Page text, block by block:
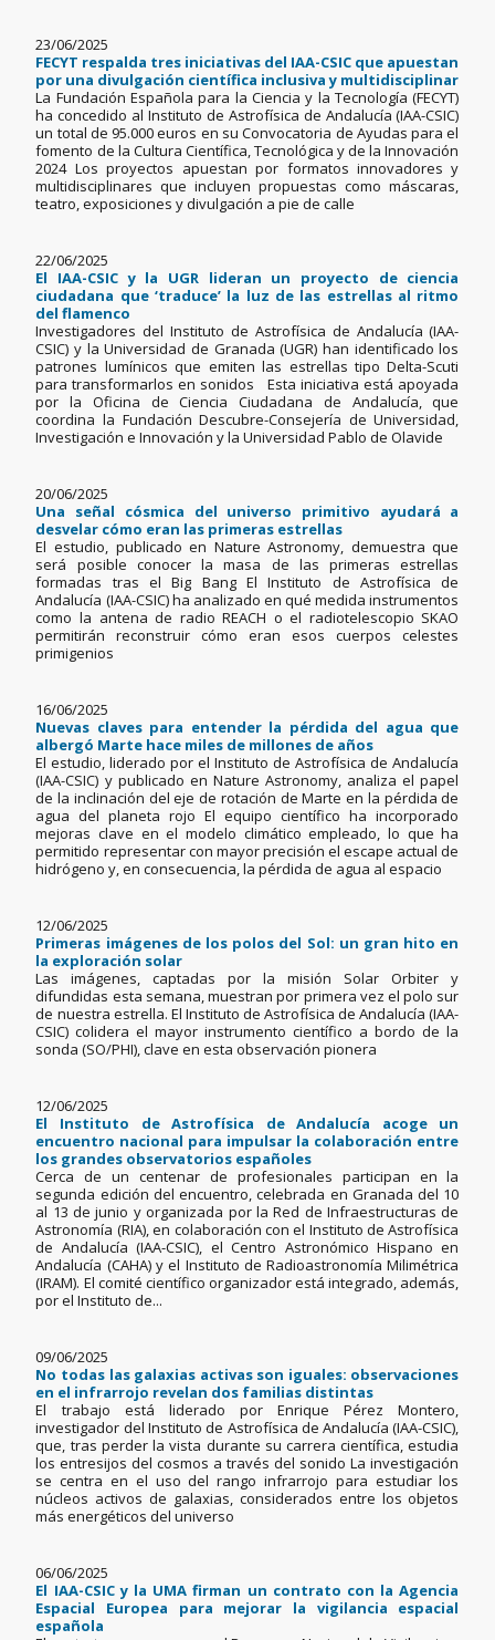
23/06/2025
FECYT respalda tres iniciativas del IAA-CSIC que apuestan
por una divulgación científica inclusiva y multidisciplinar
La Fundación Española para la Ciencia y la Tecnología (FECYT)
ha concedido al Instituto de Astrofísica de Andalucía (IAA-CSIC)
un total de 95.000 euros en su Convocatoria de Ayudas para el
fomento de la Cultura Científica, Tecnológica y de la Innovación
2024 Los proyectos apuestan por formatos innovadores y
multidisciplinares que incluyen propuestas como máscaras,
teatro, exposiciones y divulgación a pie de calle
22/06/2025
El IAA-CSIC y la UGR lideran un proyecto de ciencia
ciudadana que ‘traduce’ la luz de las estrellas al ritmo
del flamenco
Investigadores del Instituto de Astrofísica de Andalucía (IAA-
CSIC) y la Universidad de Granada (UGR) han identificado los
patrones lumínicos que emiten las estrellas tipo Delta-Scuti
para transformarlos en sonidos Esta iniciativa está apoyada
por la Oficina de Ciencia Ciudadana de Andalucía, que
coordina la Fundación Descubre-Consejería de Universidad,
Investigación e Innovación y la Universidad Pablo de Olavide
20/06/2025
Una señal cósmica del universo primitivo ayudará a
desvelar cómo eran las primeras estrellas
El estudio, publicado en Nature Astronomy, demuestra que
será posible conocer la masa de las primeras estrellas
formadas tras el Big Bang El Instituto de Astrofísica de
Andalucía (IAA-CSIC) ha analizado en qué medida instrumentos
como la antena de radio REACH o el radiotelescopio SKAO
permitirán reconstruir cómo eran esos cuerpos celestes
primigenios
16/06/2025
Nuevas claves para entender la pérdida del agua que
albergó Marte hace miles de millones de años
El estudio, liderado por el Instituto de Astrofísica de Andalucía
(IAA-CSIC) y publicado en Nature Astronomy, analiza el papel
de la inclinación del eje de rotación de Marte en la pérdida de
agua del planeta rojo El equipo científico ha incorporado
mejoras clave en el modelo climático empleado, lo que ha
permitido representar con mayor precisión el escape actual de
hidrógeno y, en consecuencia, la pérdida de agua al espacio
12/06/2025
Primeras imágenes de los polos del Sol: un gran hito en
la exploración solar
Las imágenes, captadas por la misión Solar Orbiter y
difundidas esta semana, muestran por primera vez el polo sur
de nuestra estrella. El Instituto de Astrofísica de Andalucía (IAA-
CSIC) colidera el mayor instrumento científico a bordo de la
sonda (SO/PHI), clave en esta observación pionera
12/06/2025
El Instituto de Astrofísica de Andalucía acoge un
encuentro nacional para impulsar la colaboración entre
los grandes observatorios españoles
Cerca de un centenar de profesionales participan en la
segunda edición del encuentro, celebrada en Granada del 10
al 13 de junio y organizada por la Red de Infraestructuras de
Astronomía (RIA), en colaboración con el Instituto de Astrofísica
de Andalucía (IAA-CSIC), el Centro Astronómico Hispano en
Andalucía (CAHA) y el Instituto de Radioastronomía Milimétrica
(IRAM). El comité científico organizador está integrado, además,
por el Instituto de...
09/06/2025
No todas las galaxias activas son iguales: observaciones
en el infrarrojo revelan dos familias distintas
El trabajo está liderado por Enrique Pérez Montero,
investigador del Instituto de Astrofísica de Andalucía (IAA-CSIC),
que, tras perder la vista durante su carrera científica, estudia
los entresijos del cosmos a través del sonido La investigación
se centra en el uso del rango infrarrojo para estudiar los
núcleos activos de galaxias, considerados entre los objetos
más energéticos del universo
06/06/2025
El IAA-CSIC y la UMA firman un contrato con la Agencia
Espacial Europea para mejorar la vigilancia espacial
española